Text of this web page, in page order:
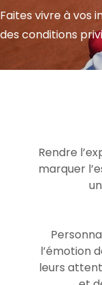
Faites vivre à vos
des conditions
Rendre
marquer
l’émotion
leurs